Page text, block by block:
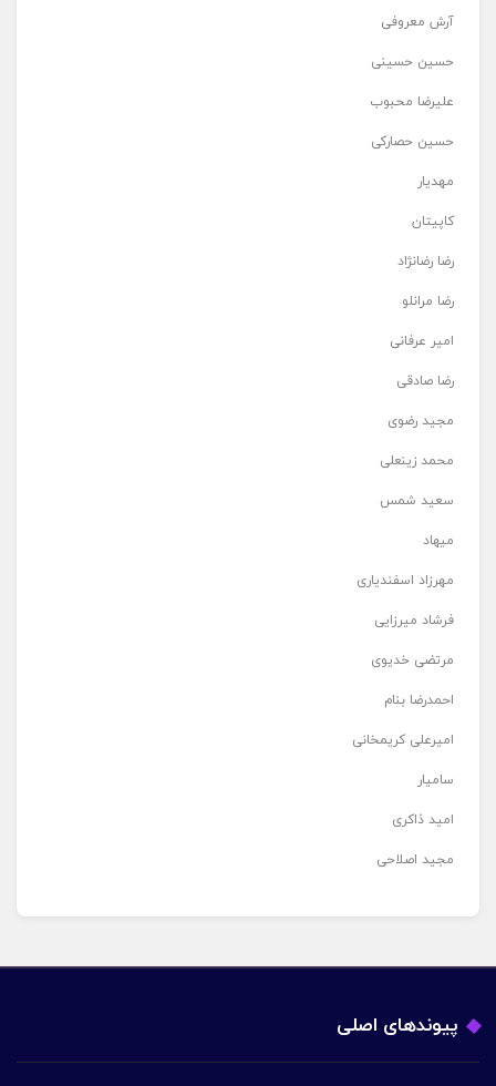
آرش معروفی
حسین حسینی
علیرضا محبوب
حسین حصارکی
مهدیار
کاپیتان
رضا رضانژاد
رضا مرانلو
امیر عرفانی
رضا صادقی
مجید رضوی
محمد زینعلی
سعید شمس
میهاد
مهرزاد اسفندیاری
فرشاد میرزایی
مرتضی خدیوی
احمدرضا بنام
امیرعلی کریمخانی
سامیار
امید ذاکری
مجید اصلاحی
پیوندهای اصلی